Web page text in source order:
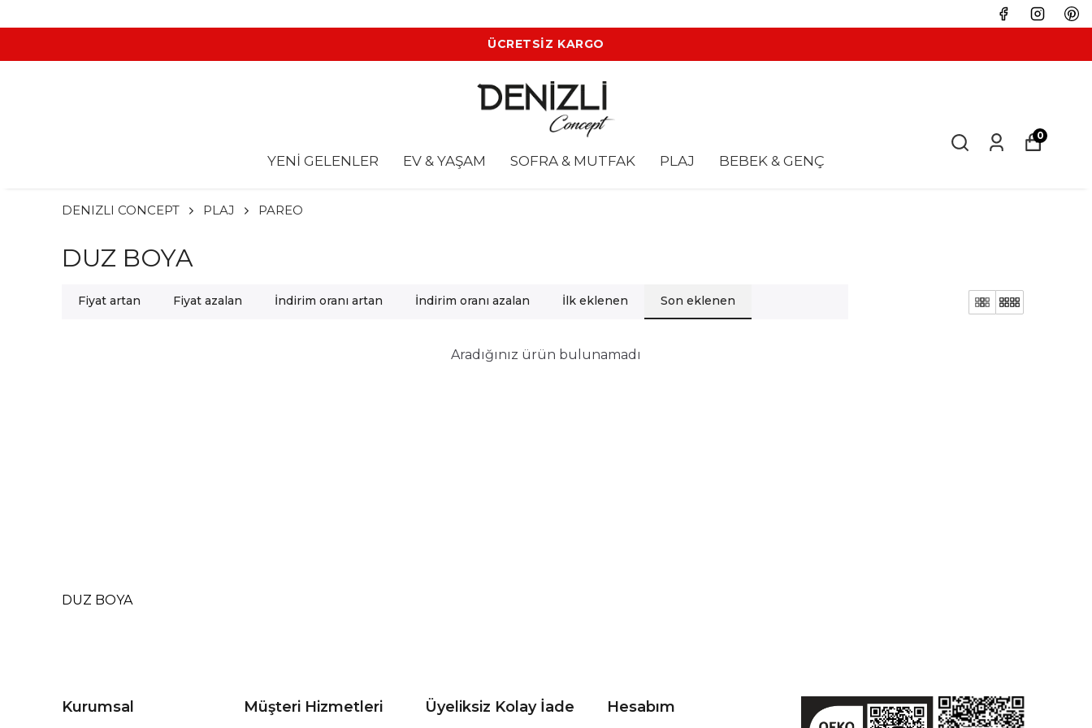
ÜCRETSİZ KARGO
YENİ GELENLER EV & YAŞAM SOFRA & MUTFAK PLAJ BEBEK & GENÇ
0
DENIZLI CONCEPT PLAJ PAREO
DUZ BOYA
Fiyat artan Fiyat azalan İndirim oranı artan İndirim oranı azalan İlk eklenen Son eklenen
Aradığınız ürün bulunamadı
DUZ BOYA
Kurumsal Müşteri Hizmetleri Üyeliksiz Kolay İade Hesabım